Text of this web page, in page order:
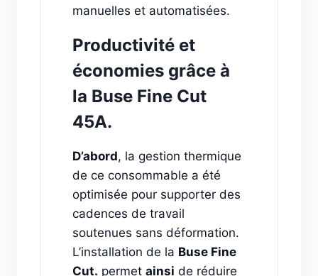
manuelles et automatisées.
Productivité et
économies grâce à
la Buse Fine Cut
45A.
D’abord, la gestion thermique
de ce consommable a été
optimisée pour supporter des
cadences de travail
soutenues sans déformation.
L’installation de la Buse Fine
Cut. permet ainsi de réduire